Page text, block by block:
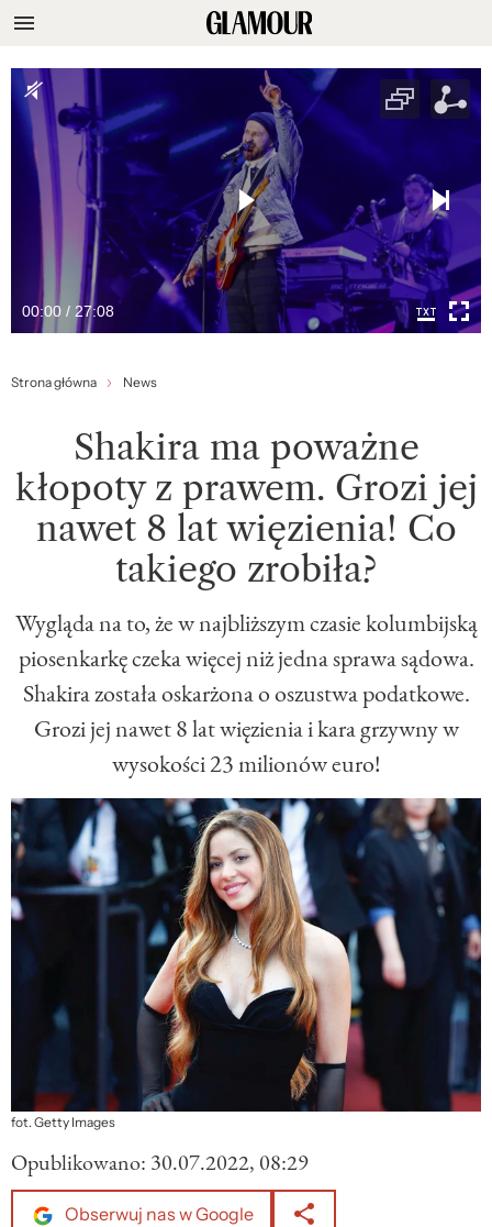
00:00 / 27:08
Strona główna News
Shakira ma poważne
kłopoty z prawem. Grozi jej
nawet 8 lat więzienia! Co
takiego zrobiła?
Wygląda na to, że w najbliższym czasie kolumbijską
piosenkarkę czeka więcej niż jedna sprawa sądowa.
Shakira została oskarżona o oszustwa podatkowe.
Grozi jej nawet 8 lat więzienia i kara grzywny w
wysokości 23 milionów euro!
fot. Getty Images
Opublikowano: 30.07.2022, 08:29
Obserwuj nas w Google